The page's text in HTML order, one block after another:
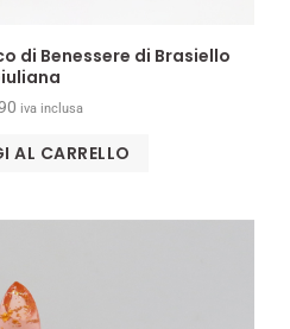
di Benessere di Brasiello
iva inclusa
AL CARRELLO